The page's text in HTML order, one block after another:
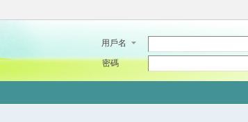
用戶名
密碼